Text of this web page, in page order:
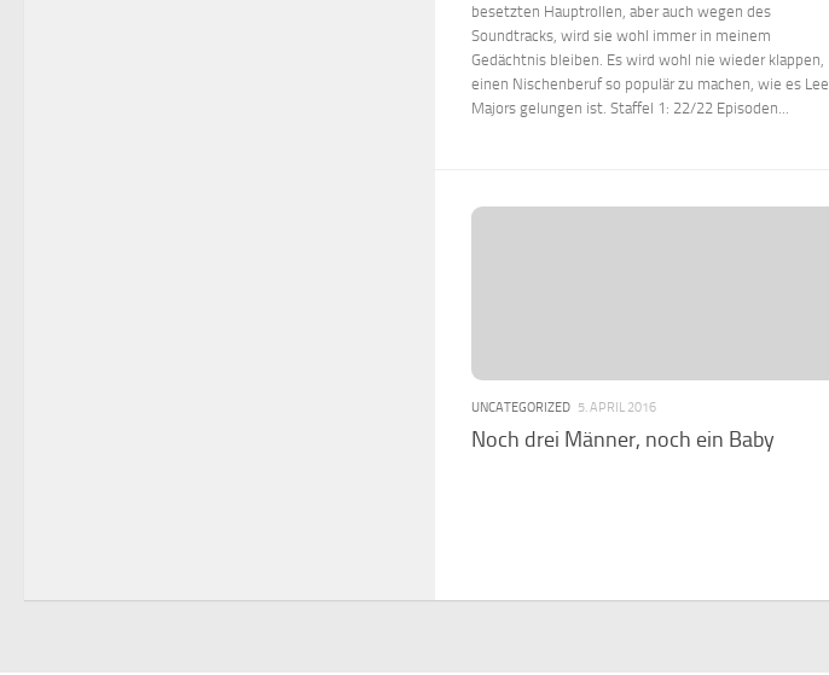
besetzten Hauptrollen, aber auch wegen des
Soundtracks, wird sie wohl immer in meinem
Gedächtnis bleiben. Es wird wohl nie wieder klappen,
einen Nischenberuf so populär zu machen, wie es Lee
Majors gelungen ist. Staffel 1: 22/22 Episoden...
UNCATEGORIZED 5. APRIL 2016
Noch drei Männer, noch ein Baby